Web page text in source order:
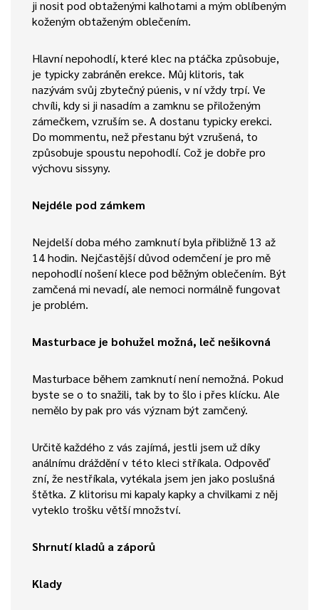
ji nosit pod obtaženými kalhotami a mým oblíbeným
koženým obtaženým oblečením.
Hlavní nepohodlí, které klec na ptáčka způsobuje,
je typicky zabráněn erekce. Můj klitoris, tak
nazývám svůj zbytečný púenis, v ní vždy trpí. Ve
chvíli, kdy si ji nasadím a zamknu se přiloženým
zámečkem, vzruším se. A dostanu typicky erekci.
Do mommentu, než přestanu být vzrušená, to
způsobuje spoustu nepohodlí. Což je dobře pro
výchovu sissyny.
Nejdéle pod zámkem
Nejdelší doba mého zamknutí byla přibližně 13 až
14 hodin. Nejčastější důvod odemčení je pro mě
nepohodlí nošení klece pod běžným oblečením. Být
zamčená mi nevadí, ale nemoci normálně fungovat
je problém.
Masturbace je bohužel možná, leč nešikovná
Masturbace během zamknutí není nemožná. Pokud
byste se o to snažili, tak by to šlo i přes klícku. Ale
nemělo by pak pro vás význam být zamčený.
Určitě každého z vás zajímá, jestli jsem už díky
análnímu dráždění v této kleci stříkala. Odpověď
zní, že nestříkala, vytékala jsem jen jako poslušná
štětka. Z klitorisu mi kapaly kapky a chvilkami z něj
vyteklo trošku větší množství.
Shrnutí kladů a záporů
Klady